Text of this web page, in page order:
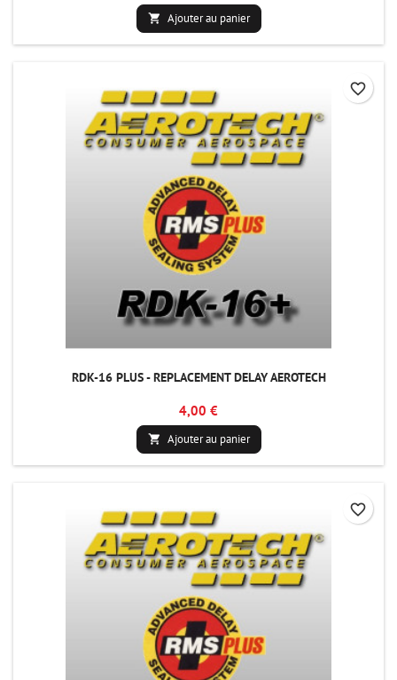
 Ajouter au panier
RDK-16 PLUS - REPLACEMENT DELAY AEROTECH
4,00 €
 Ajouter au panier
favorite_border
favorite_border